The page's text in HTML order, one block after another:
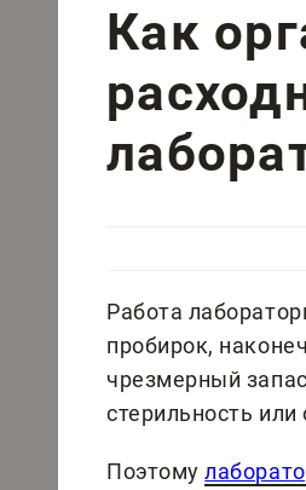
Как
Работа
пробирок,
чрезмерный
стерильность
Поэтому